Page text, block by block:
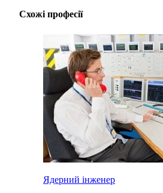
Схожі професії
Ядерний інженер